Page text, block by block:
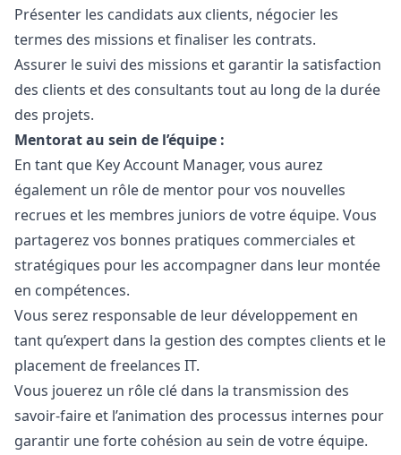
Présenter les candidats aux clients, négocier les
termes des missions et finaliser les contrats.
Assurer le suivi des missions et garantir la satisfaction
des clients et des consultants tout au long de la durée
des projets.
Mentorat au sein de l’équipe :
En tant que Key Account Manager, vous aurez
également un rôle de mentor pour vos nouvelles
recrues et les membres juniors de votre équipe. Vous
partagerez vos bonnes pratiques commerciales et
stratégiques pour les accompagner dans leur montée
en compétences.
Vous serez responsable de leur développement en
tant qu’expert dans la gestion des comptes clients et le
placement de freelances IT.
Vous jouerez un rôle clé dans la transmission des
savoir-faire et l’animation des processus internes pour
garantir une forte cohésion au sein de votre équipe.